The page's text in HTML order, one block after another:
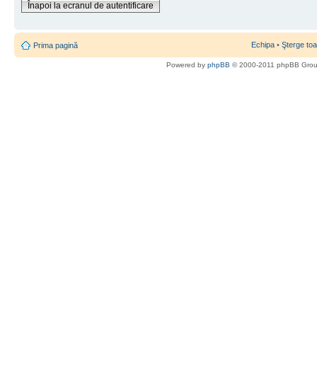
Înapoi la ecranul de autentificare
Prima pagină Echipa • Şterge
Powered by phpBB © 2000-2011 phpBB